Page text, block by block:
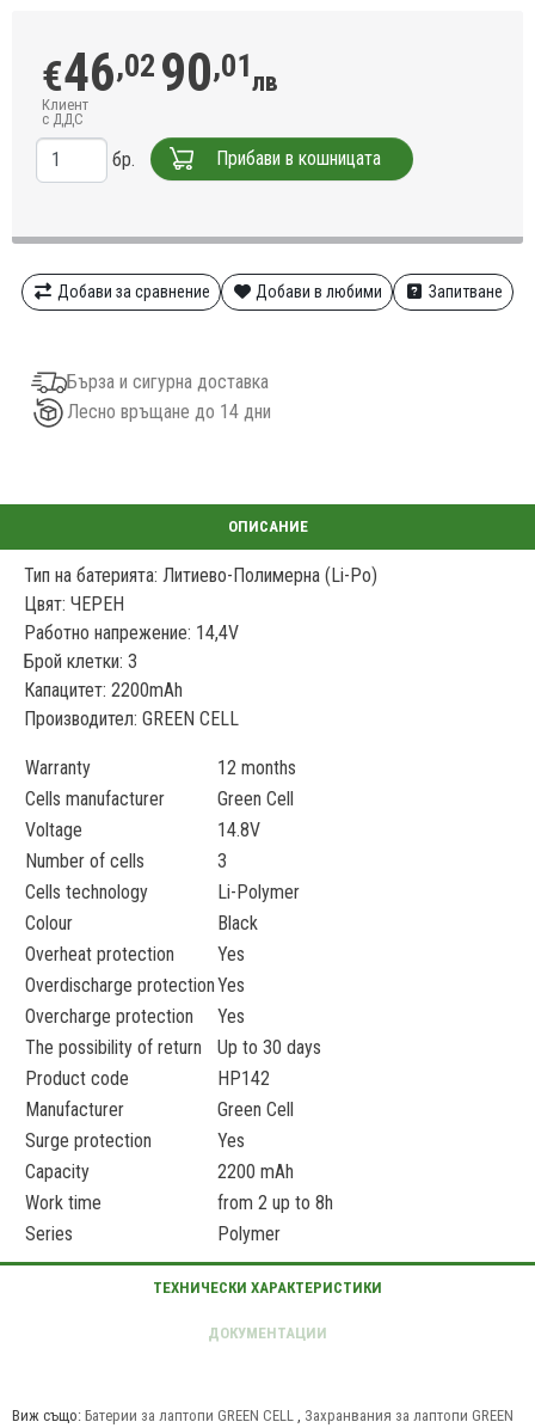
€46,02 90,01лв
Клиент
с ДДС
бр. Прибави в кошницата
Добави за сравнение Добави в любими Запитване
Бърза и сигурна доставка
Лесно връщане до 14 дни
Тип на батерията: Литиево-Полимерна (Li-Po)
Цвят: ЧЕРЕН
Работно напрежение: 14,4V
Брой клетки: 3
Капацитет: 2200mAh
Производител: GREEN CELL
Warranty
12 months
Cells manufacturer
Green Cell
Voltage
14.8V
Number of cells
3
Cells technology
Li-Polymer
Colour
Black
Overheat protection
Yes
Overdischarge protectionYes
Overcharge protection
Yes
The possibility of return
Up to 30 days
Product code
HP142
Manufacturer
Green Cell
Surge protection
Yes
Capacity
2200 mAh
Work time
from 2 up to 8h
Series
Polymer
Виж също: Батерии за лаптопи GREEN CELL , Захранвания за лаптопи GREEN